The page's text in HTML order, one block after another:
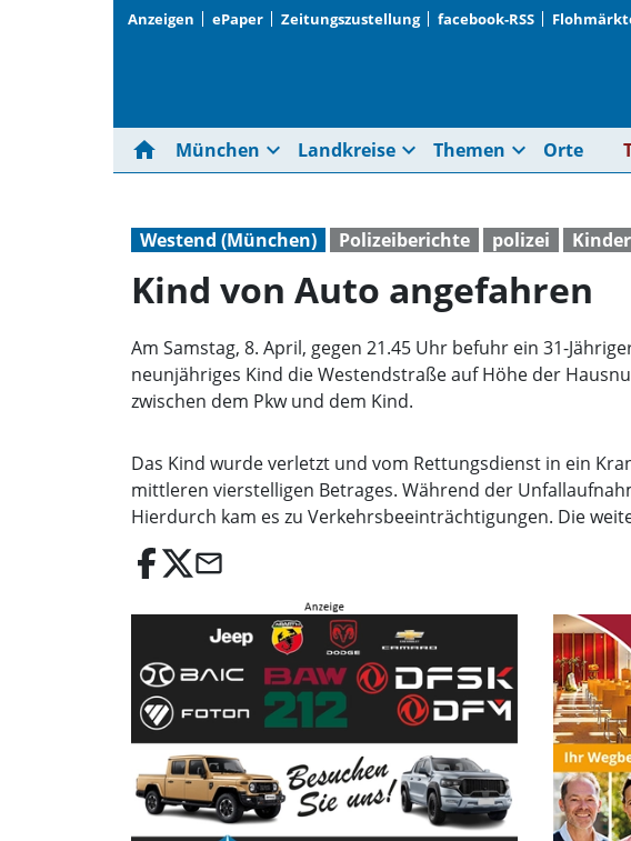
Anzeigen ePaper Zeitungszustellung facebook-RSS
home München expand_more Landkreise expand_more Themen expand_more Orte
Westend (München) Polizeiberichte polizei Kinder
Kind von Auto angefahren
Am Samstag, 8. April, gegen 21.45 Uhr befuhr ein 31-
neunjähriges Kind die Westendstraße auf Höhe der
zwischen dem Pkw und dem Kind.
Das Kind wurde verletzt und vom Rettungsdienst in ein
mittleren vierstelligen Betrages. Während der
Hierdurch kam es zu Verkehrsbeeinträchtigungen. Die
email